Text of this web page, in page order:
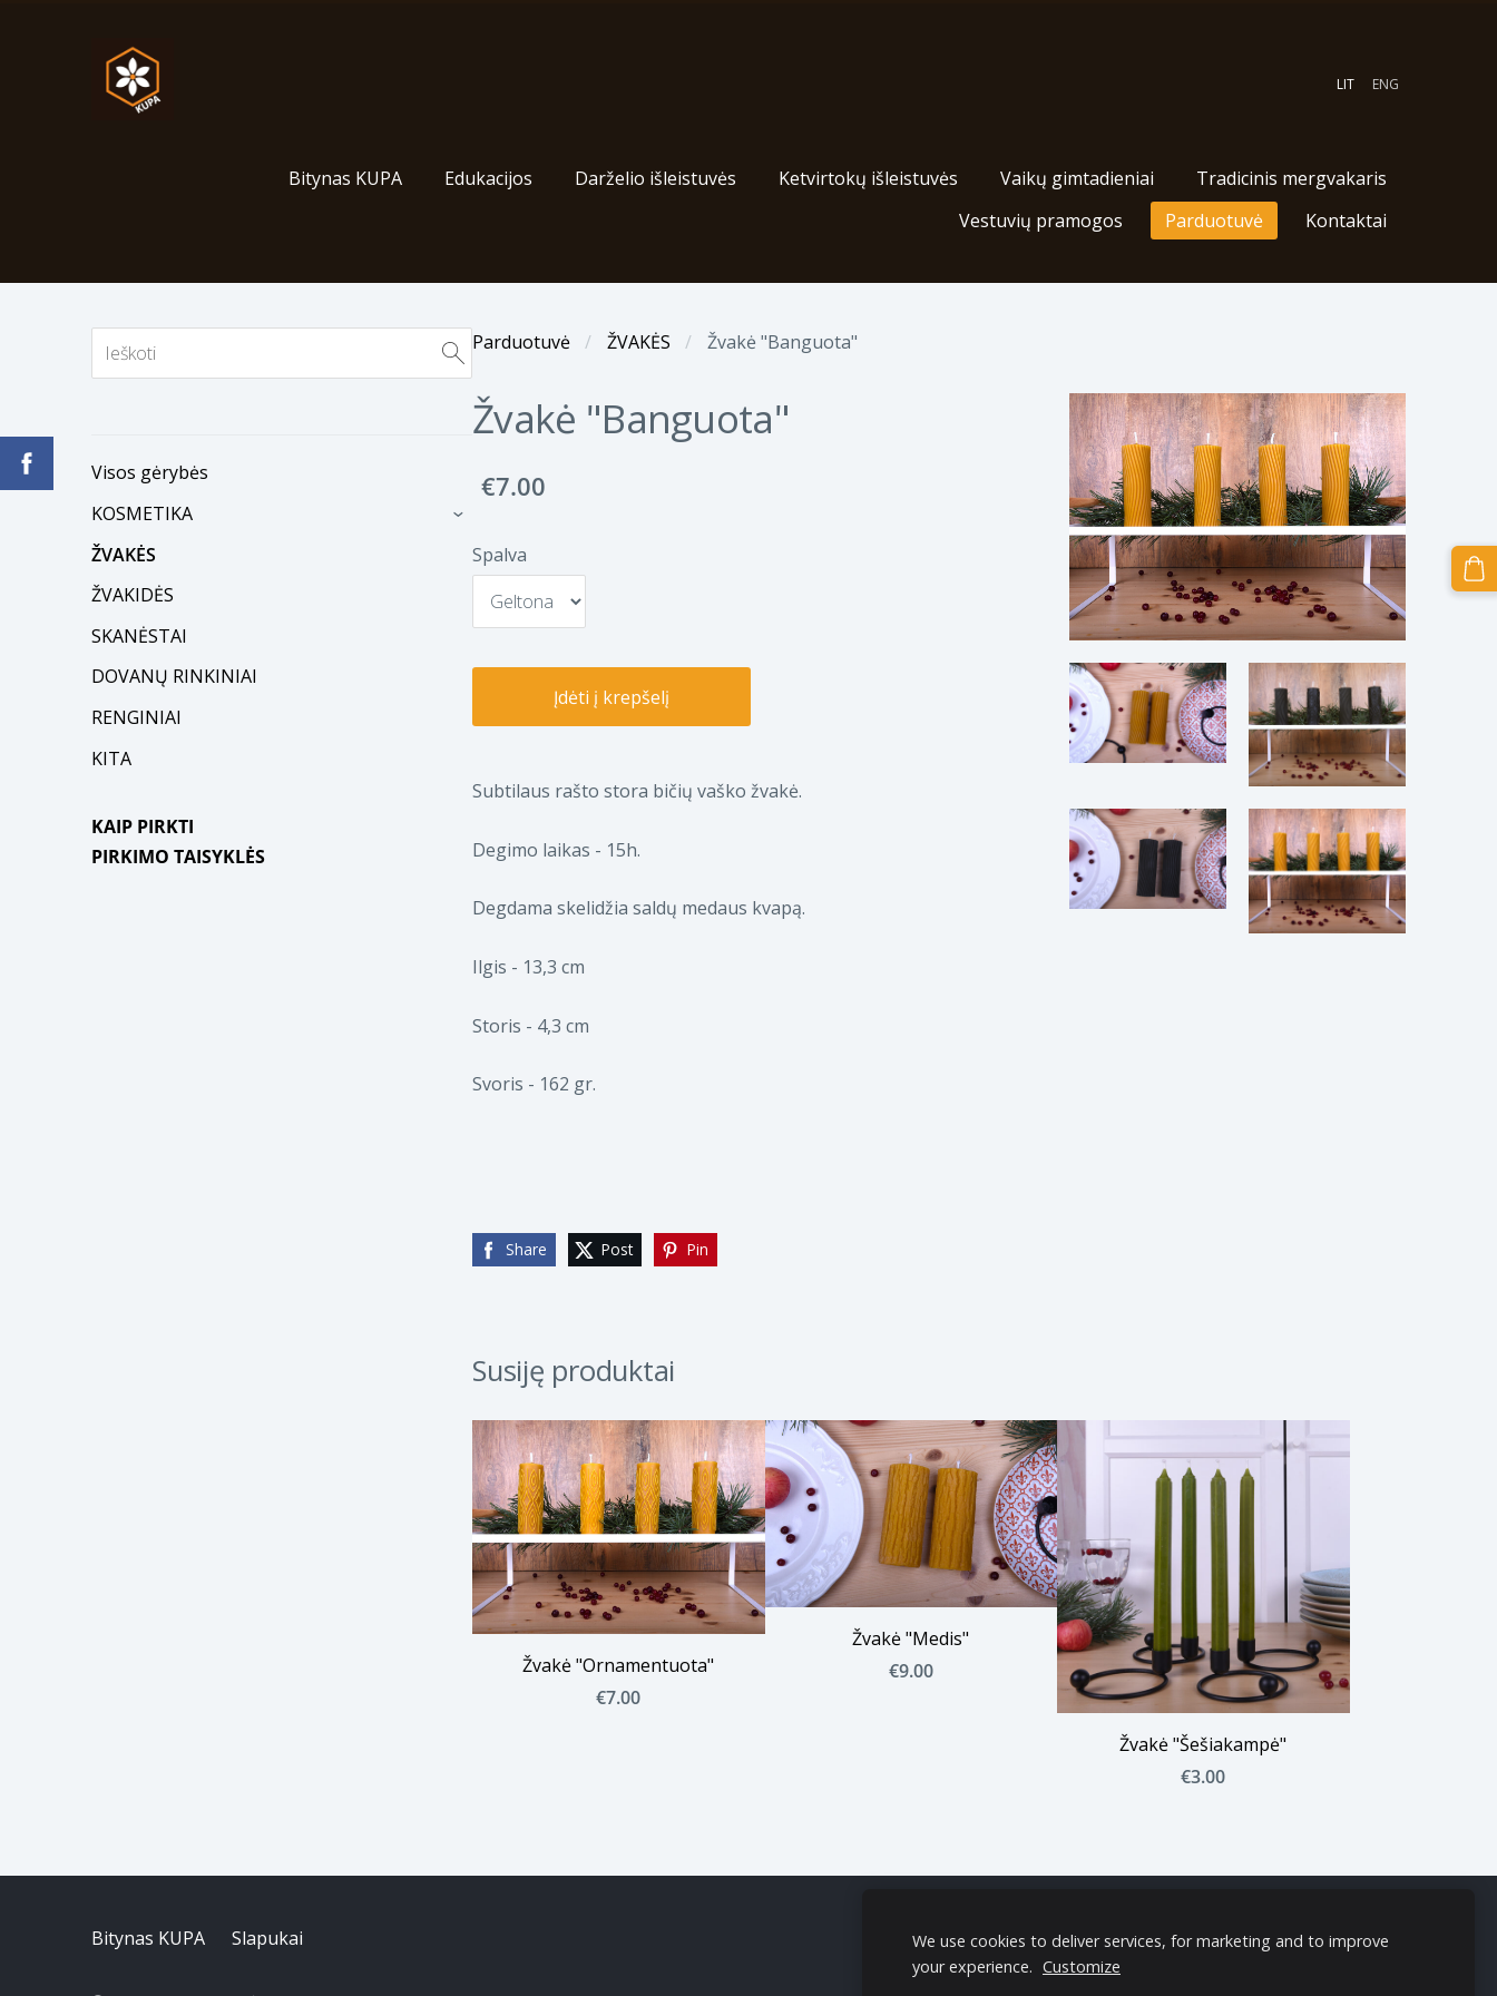
Bitynas KUPA Edukacijos Darželio išleistuvės Ketvirtokų išleistuvės Vaikų gimtadieniai
Tradicinis mergvakaris
Vestuvių pramogos
Parduotuvė Kontaktai
LIT ENG
Visos gėrybės
KOSMETIKA
›
ŽVAKĖS
ŽVAKIDĖS
SKANĖSTAI
DOVANŲ RINKINIAI
RENGINIAI
KITA
KAIP PIRKTI
PIRKIMO TAISYKLĖS
Parduotuvė ŽVAKĖS Žvakė "Banguota"
Žvakė "Banguota"
€7.00
Spalva
Įdėti į krepšelį
Subtilaus rašto stora bičių vaško žvakė.
Degimo laikas - 15h.
Degdama skelidžia saldų medaus kvapą.
Ilgis - 13,3 cm
Storis - 4,3 cm
Svoris - 162 gr.
Share Post Pin
Susiję produktai
Žvakė "Ornamentuota"
€7.00
Žvakė "Medis"
€9.00
Žvakė "Šešiakampė"
€3.00
Bitynas KUPA Slapukai
We use cookies to deliver services, for marketing and to improve
your experience. Customize